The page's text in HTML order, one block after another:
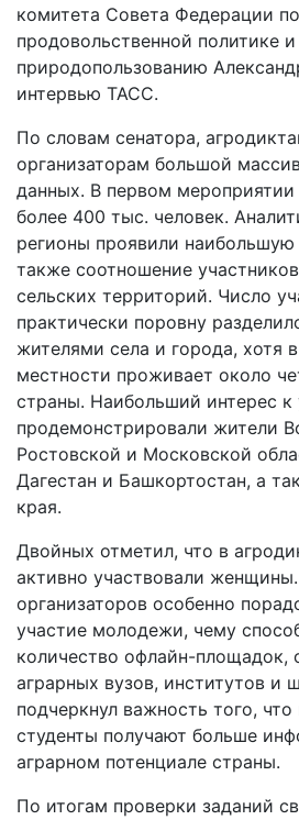
комитета Совета Федерации
продовольственной политике и
природопользованию
интервью ТАСС.
По словам сенатора,
организаторам большой
данных. В первом мероприятии
более 400 тыс. человек.
регионы проявили наибольшую
также соотношение
сельских территорий. Число
практически поровну
жителями села и города, хотя
местности проживает около
страны. Наибольший интерес к
продемонстрировали жители
Ростовской и Московской
Дагестан и Башкортостан, а
края.
Двойных отметил, что в
активно участвовали
организаторов особенно
участие молодежи, чему
количество офлайн-площадок,
аграрных вузов, институтов и
подчеркнул важность того,
студенты получают больше
аграрном потенциале страны.
По итогам проверки заданий